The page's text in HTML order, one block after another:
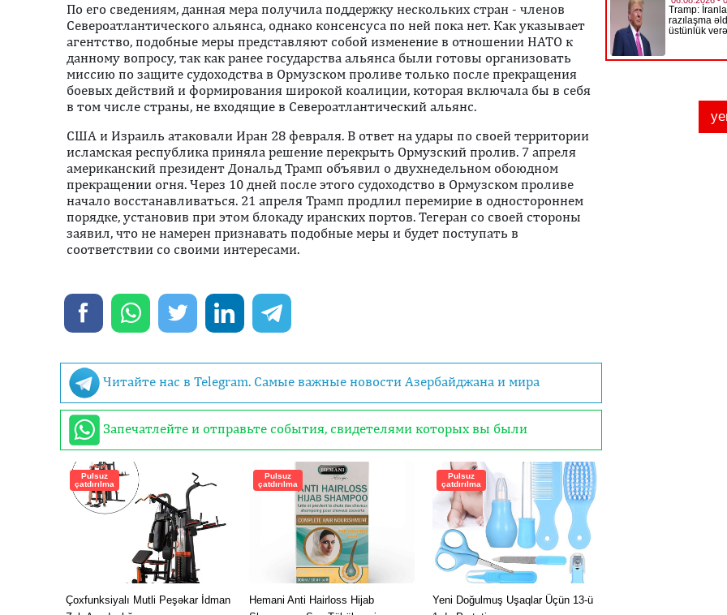
По его сведениям, данная мера получила поддержку нескольких стран - членов
Североатлантического альянса, однако консенсуса по ней пока нет. Как указывает
агентство, подобные меры представляют собой изменение в отношении НАТО к
данному вопросу, так как ранее государства альянса были готовы организовать
миссию по защите судоходства в Ормузском проливе только после прекращения
боевых действий и формирования широкой коалиции, которая включала бы в себя
в том числе страны, не входящие в Североатлантический альянс.
США и Израиль атаковали Иран 28 февраля. В ответ на удары по своей территории
исламская республика приняла решение перекрыть Ормузский пролив. 7 апреля
американский президент Дональд Трамп объявил о двухнедельном обоюдном
прекращении огня. Через 10 дней после этого судоходство в Ормузском проливе
начало восстанавливаться. 21 апреля Трамп продлил перемирие в одностороннем
порядке, установив при этом блокаду иранских портов. Тегеран со своей стороны
заявил, что не намерен признавать подобные меры и будет поступать в
соответствии со своими интересами.
Читайте нас в Telegram. Самые важные новости Азербайджана и мира
Запечатлейте и отправьте события, свидетелями которых вы были